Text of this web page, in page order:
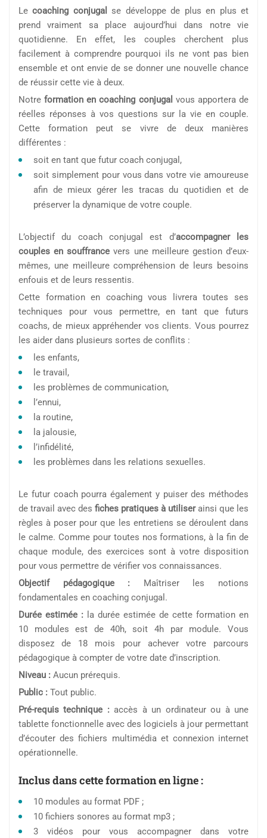
Lecoaching conjugal
se développe de plus en plus et
prend vraiment sa place aujourd’hui dans notre vie
quotidienne. En effet, les couples cherchent plus
facilement à comprendre pourquoi ils ne vont pas bien
ensemble et ont envie de se donner une nouvelle chance
de réussir cette vie à deux.
Notreformation en coaching conjugal vous apportera de
réelles réponses à vos questions sur la vie en couple.
Cette formation peut se vivre de deux manières
différentes :
soit en tant que futur coach conjugal,
soit simplement pour vous dans votre vie amoureuse
afin de mieux gérer les tracas du quotidien et de
préserver la dynamique de votre couple.
L’objectif du coach conjugal est d’accompagner les
couples en souffrance vers une meilleure gestion d’eux-
mêmes, une meilleure compréhension de leurs besoins
enfouis et de leurs ressentis.
Cette formation en coaching vous livrera toutes ses
techniques pour vous permettre, en tant que futurs
coachs, de mieux appréhender vos clients. Vous pourrez
les aider dans plusieurs sortes de conflits :
les enfants,
le travail,
les problèmes de communication,
l’ennui,
la routine,
la jalousie,
l’infidélité,
les problèmes dans les relations sexuelles.
Le futur coach pourra également y puiser des méthodes
de travail avec des fiches pratiques à utiliserainsi que les
règles à poser pour que les entretiens se déroulent dans
le calme. Comme pour toutes nos formations, à la fin de
chaque module, des exercices sont à votre disposition
pour vous permettre de vérifier vos connaissances.
Objectif pédagogique : Maîtriser les notions
fondamentales en coaching conjugal.
Durée estimée : la durée estimée de cette formation en
10 modules est de 40h, soit 4h par module. Vous
disposez de 18 mois pour achever votre parcours
pédagogique à compter de votre date d’inscription.
Niveau : Aucun prérequis.
Public : Tout public.
Pré-requis technique :accès à un ordinateur ou à une
tablette fonctionnelle avec des logiciels à jour permettant
d’écouter des fichiers multimédia et connexion internet
opérationnelle.
Inclus dans cette formation en ligne :
10 modules au format PDF ;
10 fichiers sonores au format mp3 ;
3 vidéos pour vous accompagner dans votre